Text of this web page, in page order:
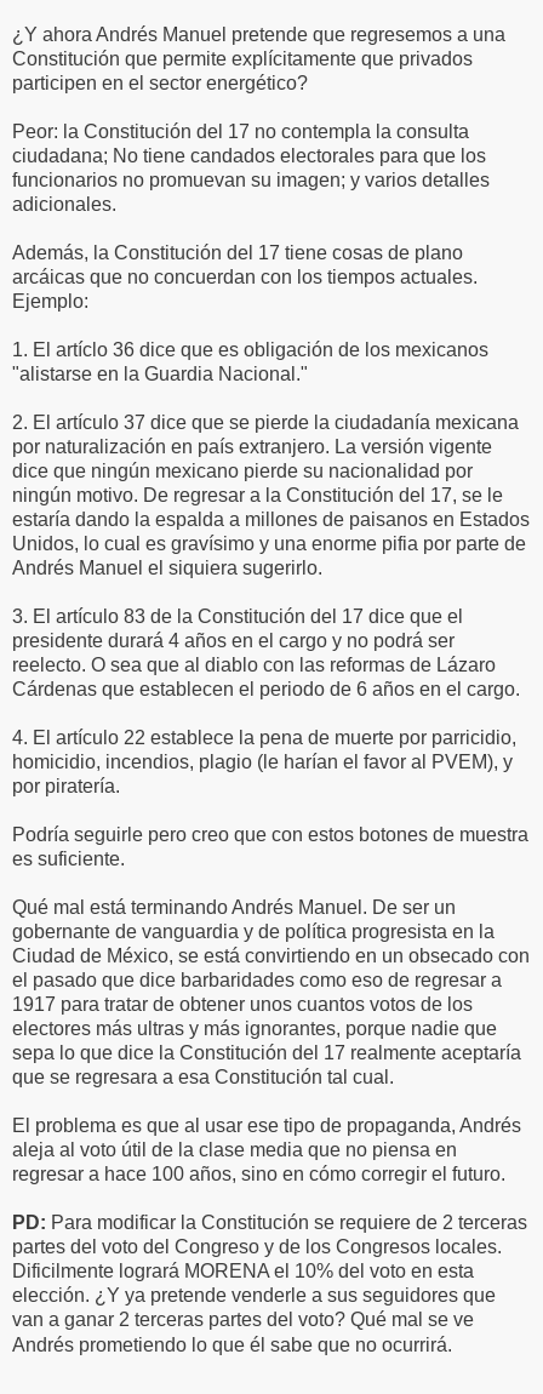
¿Y ahora Andrés Manuel pretende que regresemos a una
Constitución que permite explícitamente que privados
participen en el sector energético?
Peor: la Constitución del 17 no contempla la consulta
ciudadana; No tiene candados electorales para que los
funcionarios no promuevan su imagen; y varios detalles
adicionales.
Además, la Constitución del 17 tiene cosas de plano
arcáicas que no concuerdan con los tiempos actuales.
Ejemplo:
1. El artíclo 36 dice que es obligación de los mexicanos
"alistarse en la Guardia Nacional."
2. El artículo 37 dice que se pierde la ciudadanía mexicana
por naturalización en país extranjero. La versión vigente
dice que ningún mexicano pierde su nacionalidad por
ningún motivo. De regresar a la Constitución del 17, se le
estaría dando la espalda a millones de paisanos en Estados
Unidos, lo cual es gravísimo y una enorme pifia por parte de
Andrés Manuel el siquiera sugerirlo.
3. El artículo 83 de la Constitución del 17 dice que el
presidente durará 4 años en el cargo y no podrá ser
reelecto. O sea que al diablo con las reformas de Lázaro
Cárdenas que establecen el periodo de 6 años en el cargo.
4. El artículo 22 establece la pena de muerte por parricidio,
homicidio, incendios, plagio (le harían el favor al PVEM), y
por piratería.
Podría seguirle pero creo que con estos botones de muestra
es suficiente.
Qué mal está terminando Andrés Manuel. De ser un
gobernante de vanguardia y de política progresista en la
Ciudad de México, se está convirtiendo en un obsecado con
el pasado que dice barbaridades como eso de regresar a
1917 para tratar de obtener unos cuantos votos de los
electores más ultras y más ignorantes, porque nadie que
sepa lo que dice la Constitución del 17 realmente aceptaría
que se regresara a esa Constitución tal cual.
El problema es que al usar ese tipo de propaganda, Andrés
aleja al voto útil de la clase media que no piensa en
regresar a hace 100 años, sino en cómo corregir el futuro.
PD: Para modificar la Constitución se requiere de 2 terceras
partes del voto del Congreso y de los Congresos locales.
Dificilmente logrará MORENA el 10% del voto en esta
elección. ¿Y ya pretende venderle a sus seguidores que
van a ganar 2 terceras partes del voto? Qué mal se ve
Andrés prometiendo lo que él sabe que no ocurrirá.